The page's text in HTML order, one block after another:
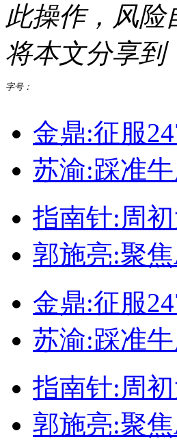
此操作，风险
将本文分享到
字号：
金鼎:征服
苏渝:踩准
指南针:周
郭施亮:聚
金鼎:征服
苏渝:踩准
指南针:周
郭施亮:聚